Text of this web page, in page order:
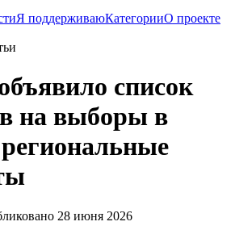
Я поддерживаюКатегорииО проекте
список
на выборы в
28 июня 2026